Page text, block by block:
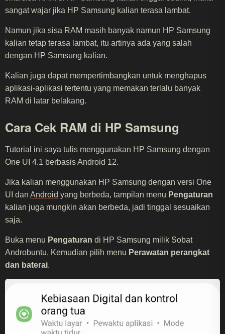
sangat wajar jika HP Samsung kalian terasa lambat.
Namun jika sisa RAM masih banyak namun HP Samsung
kalian tetap terasa lambat, itu artinya ada yang salah
dengan HP Samsung kalian.
Kalian juga dapat mempertimbangkan untuk menghapus
aplikasi-aplikasi tertentu yang memakan terlalu banyak
RAM di latar belakang.
Cara Cek RAM di HP Samsung
Tutorial ini saya tulis menggunakan HP Samsung dengan
One UI 4.1 berbasis Android 12.
Jika kalian menggunakan HP Samsung dengan versi One
UI dan Android yang berbeda, tampilan menu Pengaturan
kalian juga mungkin akan berbeda, jadi tinggal sesuaikan
saja.
Buka menu Pengaturan di HP Samsung milik Sobat
Androbuntu. Kemudian pilih menu Perawatan perangkat
dan baterai.